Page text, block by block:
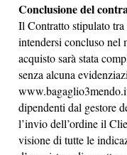
Conclusione del
Il Contratto stipulato
intendersi concluso nel
acquisto sarà stata
senza alcuna
dipendenti dal gestore
l’invio dell’ordine il
visione di tutte le